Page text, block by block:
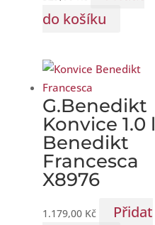
do košíku
G.Benedikt
Konvice 1.0 l
Benedikt
Francesca
X8976
1.179,00 Kč
Přidat